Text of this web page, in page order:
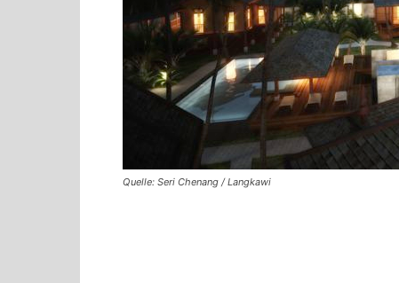
Quelle: Seri Chenang / Langkawi